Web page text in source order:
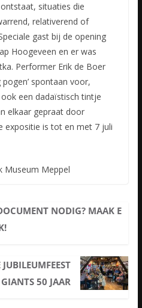
situaties die
relativerend of
gast bij de opening
Hoogeveen en er was
Performer Erik de Boer
spontaan voor,
een dadaïstisch tintje
elkaar gepraat door
expositie is tot en met 7 juli
Museum Meppel
NODIG? MAAK E
GIANTS 50 JAAR